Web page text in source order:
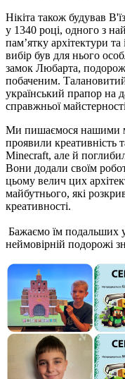
Нікіта також будував
у 1340 році, одного з
пам’ятку архітектури
вибір був для нього
замок Любарта,
побаченим.
український прапор на
справжньої
Ми пишаємося нашими
проявили креативність
Minecraft, але й
Вони додали своїм
цьому велич цих
майбутнього, які
креативності.
Бажаємо їм подальших
неймовірній подорожі